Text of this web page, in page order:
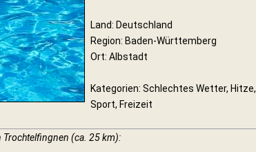
Land: Deutschland
Region: Baden-Württemberg
Ort: Albstadt
Kategorien: Schlechtes Wetter, Hitze,
Sport, Freizeit
Trochtelfingnen (ca. 25 km):